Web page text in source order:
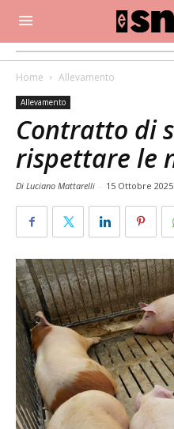
Home Allevamento
Allevamento
Contratto di
rispettare le
Di Luciano Mattarelli - 15 Ottobre 2025